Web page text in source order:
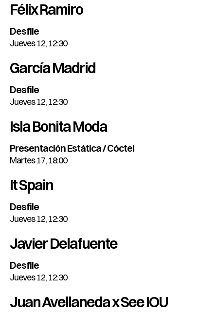
Félix Ramiro
Desfile
Jueves 12, 12:30
García Madrid
Desfile
Jueves 12, 12:30
Isla Bonita Moda
Presentación Estática / Cóctel
Martes 17, 18:00
It Spain
Desfile
Jueves 12, 12:30
Javier Delafuente
Desfile
Jueves 12, 12:30
Juan Avellaneda x See IOU